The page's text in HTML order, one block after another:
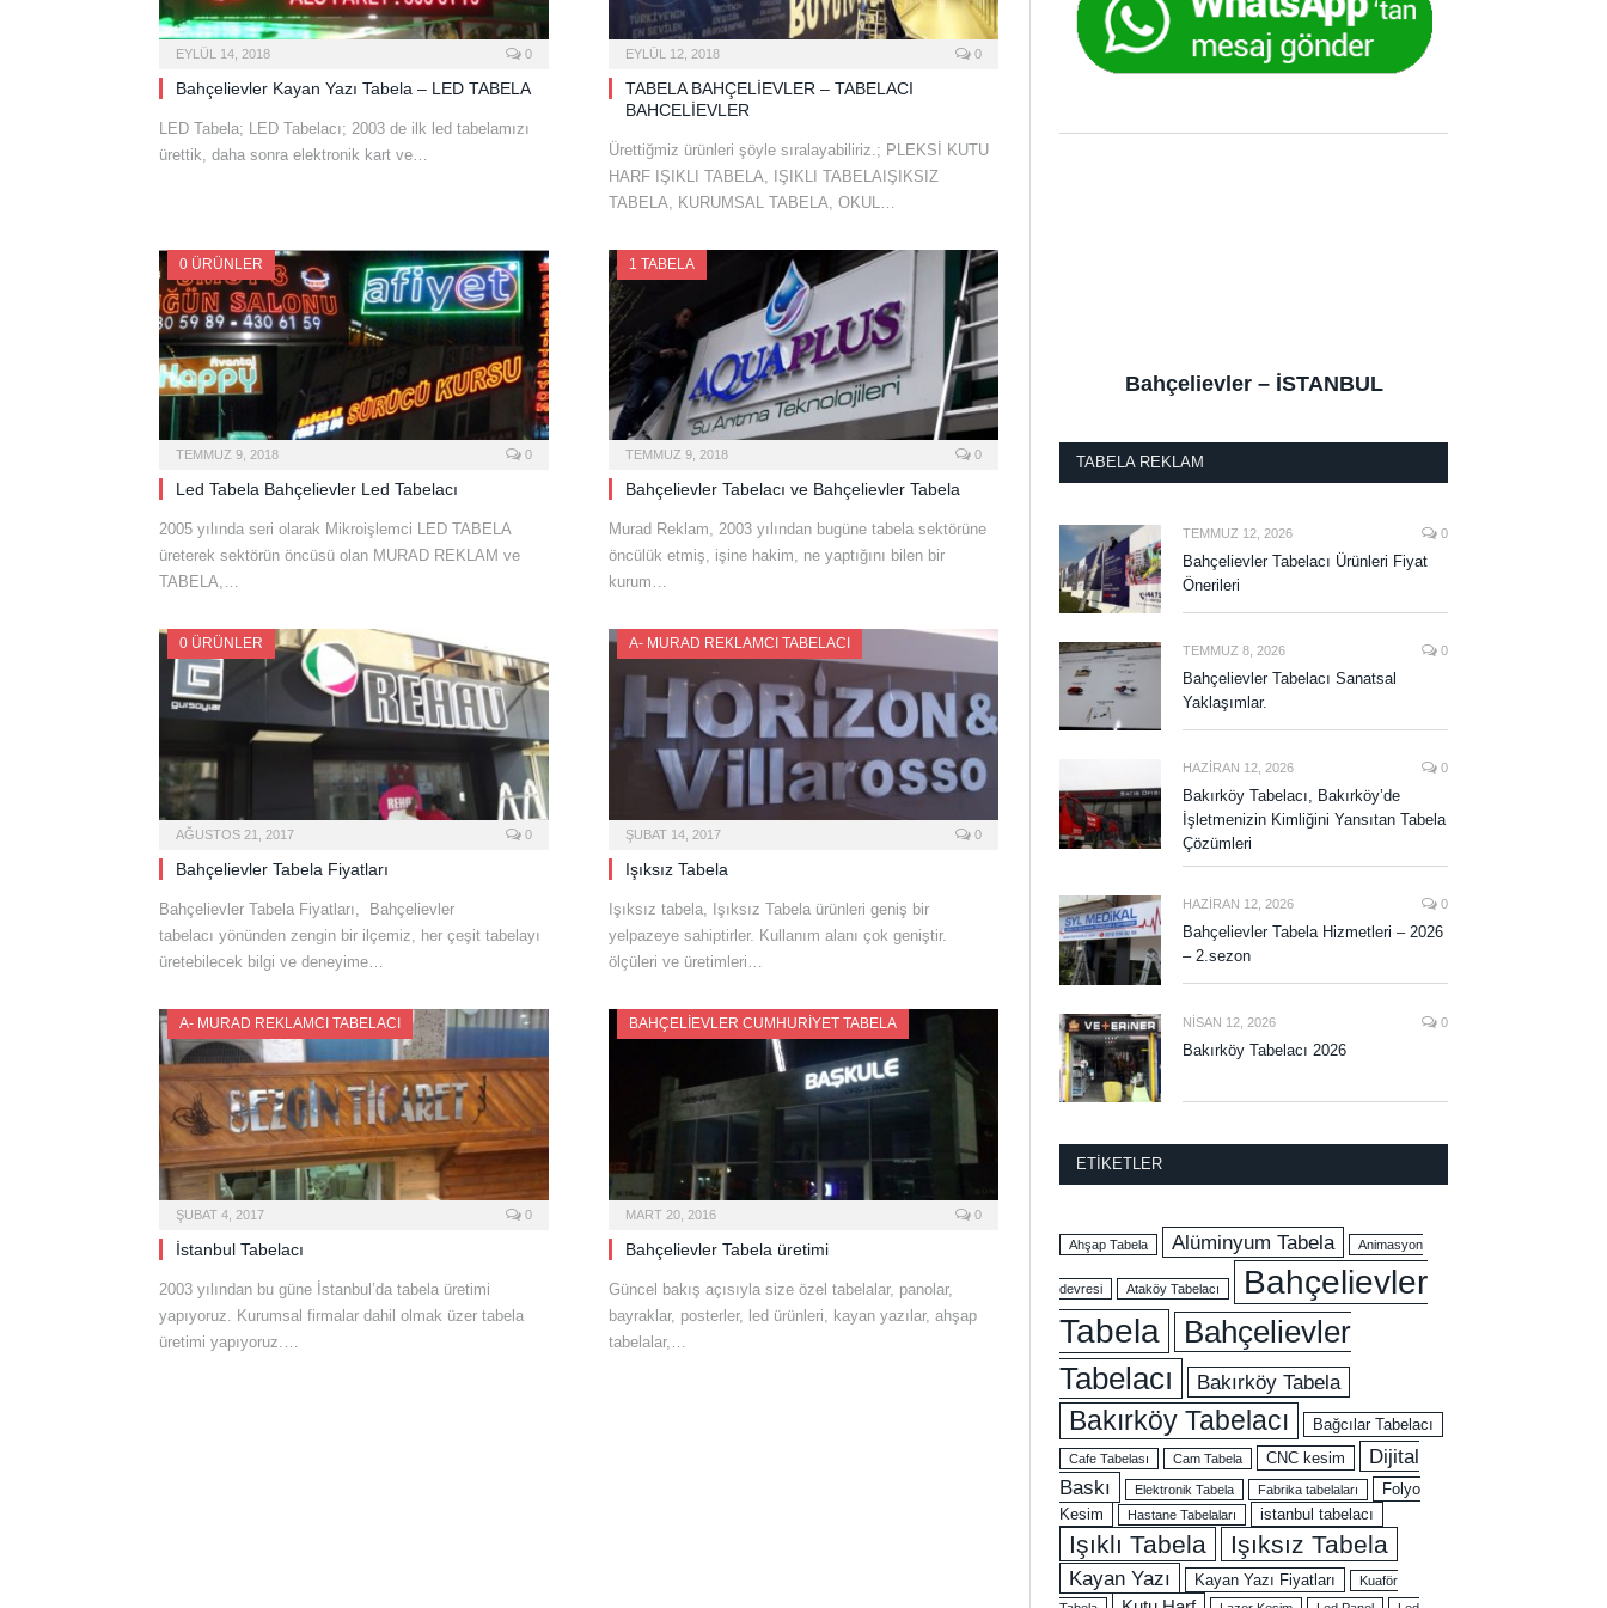
EYLÜL 14, 2018 0
Bahçelievler Kayan Yazı Tabela – LED TABELA
LED Tabela; LED Tabelacı; 2003 de ilk led tabelamızı
ürettik, daha sonra elektronik kart ve…
EYLÜL 12, 2018 0
TABELA BAHÇELİEVLER – TABELACI
BAHCELİEVLER
Ürettiğmiz ürünleri şöyle sıralayabiliriz.; PLEKSİ KUTU
HARF IŞIKLI TABELA, IŞIKLI TABELAIŞIKSIZ
TABELA, KURUMSAL TABELA, OKUL…
0 ÜRÜNLER
TEMMUZ 9, 2018 0
Led Tabela Bahçelievler Led Tabelacı
2005 yılında seri olarak Mikroişlemci LED TABELA
üreterek sektörün öncüsü olan MURAD REKLAM ve
TABELA,…
1 TABELA
TEMMUZ 9, 2018 0
Bahçelievler Tabelacı ve Bahçelievler Tabela
Murad Reklam, 2003 yılından bugüne tabela sektörüne
öncülük etmiş, işine hakim, ne yaptığını bilen bir
kurum…
0 ÜRÜNLER
AĞUSTOS 21, 2017 0
Bahçelievler Tabela Fiyatları
Bahçelievler Tabela Fiyatları, Bahçelievler
tabelacı yönünden zengin bir ilçemiz, her çeşit tabelayı
üretebilecek bilgi ve deneyime…
A- MURAD REKLAMCI TABELACI
ŞUBAT 14, 2017 0
Işıksız Tabela
Işıksız tabela, Işıksız Tabela ürünleri geniş bir
yelpazeye sahiptirler. Kullanım alanı çok geniştir.
ölçüleri ve üretimleri…
A- MURAD REKLAMCI TABELACI
ŞUBAT 4, 2017 0
İstanbul Tabelacı
2003 yılından bu güne İstanbul’da tabela üretimi
yapıyoruz. Kurumsal firmalar dahil olmak üzer tabela
üretimi yapıyoruz.…
BAHÇELIEVLER CUMHURIYET TABELA
MART 20, 2016 0
Bahçelievler Tabela üretimi
Güncel bakış açısıyla size özel tabelalar, panolar,
bayraklar, posterler, led ürünleri, kayan yazılar, ahşap
tabelalar,…
Bahçelievler – İSTANBUL
TABELA REKLAM
TEMMUZ 12, 2026 0
Bahçelievler Tabelacı Ürünleri Fiyat
Önerileri
TEMMUZ 8, 2026 0
Bahçelievler Tabelacı Sanatsal
Yaklaşımlar.
HAZIRAN 12, 2026 0
Bakırköy Tabelacı, Bakırköy’de
İşletmenizin Kimliğini Yansıtan Tabela
Çözümleri
HAZIRAN 12, 2026 0
Bahçelievler Tabela Hizmetleri – 2026
– 2.sezon
NISAN 12, 2026 0
Bakırköy Tabelacı 2026
ETIKETLER
Ahşap Tabela Alüminyum Tabela Animasyon
devresi Ataköy Tabelacı
Bahçelievler
Tabela
Bahçelievler
Tabelacı
Bakırköy Tabela
Bakırköy Tabelacı Bağcılar Tabelacı
Cafe Tabelası Cam Tabela CNC kesim
Dijital
Baskı
Elektronik Tabela Fabrika tabelaları
Folyo
Kesim
Hastane Tabelaları istanbul tabelacı
Işıklı Tabela Işıksız Tabela
Kayan Yazı Kayan Yazı Fiyatları
Kuaför